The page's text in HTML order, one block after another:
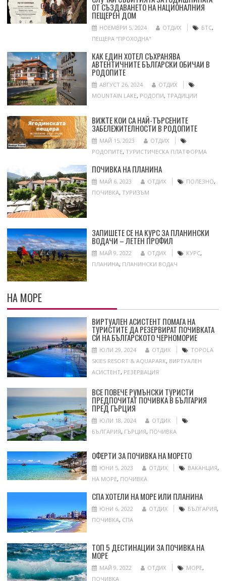
ОТ СЪЗДАВАНЕТО НА НАЦИОНАЛНИЯ
ПЕЩЕРЕН ДОМ
НОЕМВРИ 5, 2024 ОТДИХ БТС,
ПЕЩЕРА “ПРОХОДНА"
КАК ЕДИН ХОТЕЛ СЪХРАНЯВА
АВТЕНТИЧНИТЕ БЪЛГАРСКИ ОБИЧАИ В
РОДОПИТЕ
АВГУСТ 26, 2024
ОТДИХ
MOUNTAIN LAKE, РОДОПИ, ТРАДИЦИИ
ВИЖТЕ КОИ СА НАЙ-ТЪРСЕНИТЕ
ЗАБЕЛЕЖИТЕЛНОСТИ В РОДОПИТЕ
МАЙ 15, 2023
ОТДИХ
РОДОПИТЕ, ТУРИСТИЧЕСКА ПЛАТФОРМА
ПОЧИВКА НА ПЛАНИНА
МАЙ 6, 2023 ОТДИХ ПОЛЕЗНО,
ПОЧИВКА, ТУРИЗЪМ
ЗАПИШЕТЕ СЕ НА КУРС ЗА ПЛАНИНСКИ
ВОДАЧИ – ЛЕТЕН ПРОФИЛ
МАЙ 9, 2022 ОТДИХ КУРС,
ПЛАНИНА, ПЛАНИНСКИ ВОДАЧ
НА МОРЕ
ВИРТУАЛЕН АСИСТЕНТ ПОМАГА НА
ТУРИСТИТЕ ДА РЕЗЕРВИРАТ ПОЧИВКАТА
СИ НА БЪЛГАРСКОТО ЧЕРНОМОРИЕ
ЮЛИ 29, 2024 ОТДИХ
TOPOLA
SKIES RESORT & AQUAPARK, ВИРТУАЛЕН
АСИСТЕНТ, РЕЗЕРВАЦИЯ
ВСЕ ПОВЕЧЕ РУМЪНСКИ ТУРИСТИ
ПРЕДПОЧИТАТ ПОЧИВКА В БЪЛГАРИЯ
ПРЕД ГЪРЦИЯ
ЮЛИ 18, 2024
ОТДИХ
БЪЛГАРИЯ, ГЪРЦИЯ, ПОЧИВКА
ОФЕРТИ ЗА ПОЧИВКА НА МОРЕТО
ЮНИ 5, 2023 ОТДИХ ВАКАНЦИЯ,
НА МОРЕ, ПОЧИВКА
СПА ХОТЕЛИ НА МОРЕ ИЛИ ПЛАНИНА
ЮНИ 6, 2022 ОТДИХ БЪЛГАРИЯ,
ПОЧИВКА, СПА
ТОП 5 ДЕСТИНАЦИИ ЗА ПОЧИВКА НА
МОРЕ
МАЙ 9, 2022 ОТДИХ МОРЕ,
ПОЧИВКА